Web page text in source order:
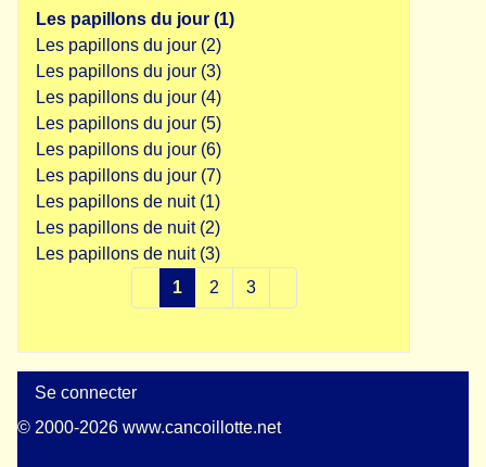
Les papillons du jour (1)
Les papillons du jour (2)
Les papillons du jour (3)
Les papillons du jour (4)
Les papillons du jour (5)
Les papillons du jour (6)
Les papillons du jour (7)
Les papillons de nuit (1)
Les papillons de nuit (2)
Les papillons de nuit (3)
1
2 3
Se connecter
© 2000-2026 www.cancoillotte.net